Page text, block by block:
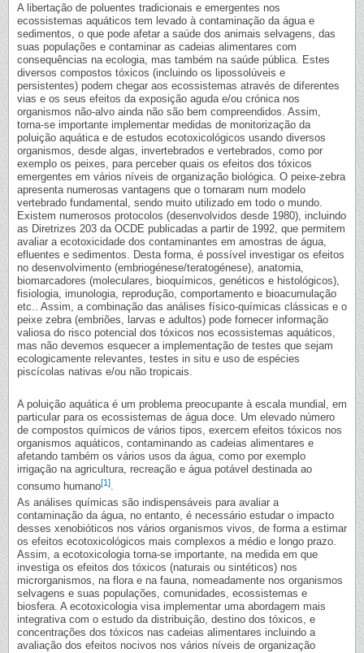
A libertação de poluentes tradicionais e emergentes nos
ecossistemas aquáticos tem levado à contaminação da água e
sedimentos, o que pode afetar a saúde dos animais selvagens, das
suas populações e contaminar as cadeias alimentares com
consequências na ecologia, mas também na saúde pública. Estes
diversos compostos tóxicos (incluindo os lipossolúveis e
persistentes) podem chegar aos ecossistemas através de diferentes
vias e os seus efeitos da exposição aguda e/ou crónica nos
organismos não-alvo ainda não são bem compreendidos. Assim,
torna-se importante implementar medidas de monitorização da
poluição aquática e de estudos ecotoxicológicos usando diversos
organismos, desde algas, invertebrados e vertebrados, como por
exemplo os peixes, para perceber quais os efeitos dos tóxicos
emergentes em vários níveis de organização biológica. O peixe-zebra
apresenta numerosas vantagens que o tornaram num modelo
vertebrado fundamental, sendo muito utilizado em todo o mundo.
Existem numerosos protocolos (desenvolvidos desde 1980), incluindo
as Diretrizes 203 da OCDE publicadas a partir de 1992, que permitem
avaliar a ecotoxicidade dos contaminantes em amostras de água,
efluentes e sedimentos. Desta forma, é possível investigar os efeitos
no desenvolvimento (embriogénese/teratogénese), anatomia,
biomarcadores (moleculares, bioquímicos, genéticos e histológicos),
fisiologia, imunologia, reprodução, comportamento e bioacumulação
etc.. Assim, a combinação das análises físico-químicas clássicas e o
peixe zebra (embriões, larvas e adultos) pode fornecer informação
valiosa do risco potencial dos tóxicos nos ecossistemas aquáticos,
mas não devemos esquecer a implementação de testes que sejam
ecologicamente relevantes, testes in situ e uso de espécies
piscícolas nativas e/ou não tropicais.
A poluição aquática é um problema preocupante à escala mundial, em
particular para os ecossistemas de água doce. Um elevado número
de compostos químicos de vários tipos, exercem efeitos tóxicos nos
organismos aquáticos, contaminando as cadeias alimentares e
afetando também os vários usos da água, como por exemplo
irrigação na agricultura, recreação e água potável destinada ao
consumo humano[1].
As análises químicas são indispensáveis para avaliar a
contaminação da água, no entanto, é necessário estudar o impacto
desses xenobióticos nos vários organismos vivos, de forma a estimar
os efeitos ecotoxicológicos mais complexos a médio e longo prazo.
Assim, a ecotoxicologia torna-se importante, na medida em que
investiga os efeitos dos tóxicos (naturais ou sintéticos) nos
microrganismos, na flora e na fauna, nomeadamente nos organismos
selvagens e suas populações, comunidades, ecossistemas e
biosfera. A ecotoxicologia visa implementar uma abordagem mais
integrativa com o estudo da distribuição, destino dos tóxicos, e
concentrações dos tóxicos nas cadeias alimentares incluindo a
avaliação dos efeitos nocivos nos vários níveis de organização